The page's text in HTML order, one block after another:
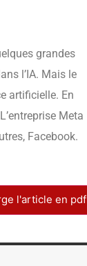
grandes
l’IA. Mais le
artificielle. En
Meta
Facebook.
l'article en pdf